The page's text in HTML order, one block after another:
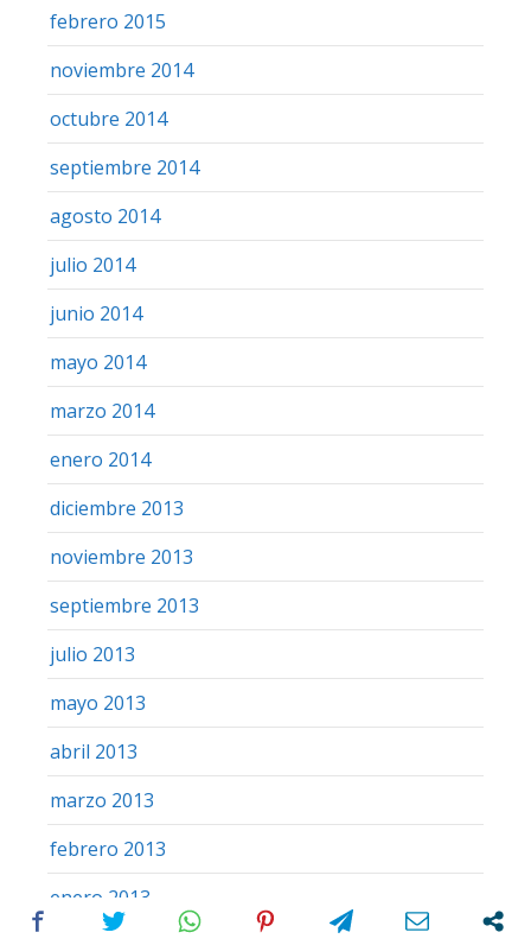
febrero 2015
noviembre 2014
octubre 2014
septiembre 2014
agosto 2014
julio 2014
junio 2014
mayo 2014
marzo 2014
enero 2014
diciembre 2013
noviembre 2013
septiembre 2013
julio 2013
mayo 2013
abril 2013
marzo 2013
febrero 2013
enero 2013